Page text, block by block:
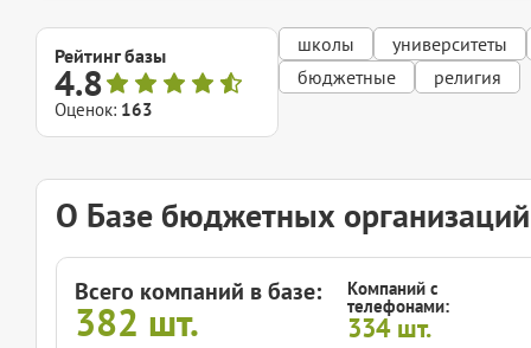
Рейтинг базы
4.8
Оценок: 163
школы
университеты
бюджетные
религия
О Базе бюджетных
Всего компаний в базе:
382 шт.
Компаний с
телефонами:
334 шт.